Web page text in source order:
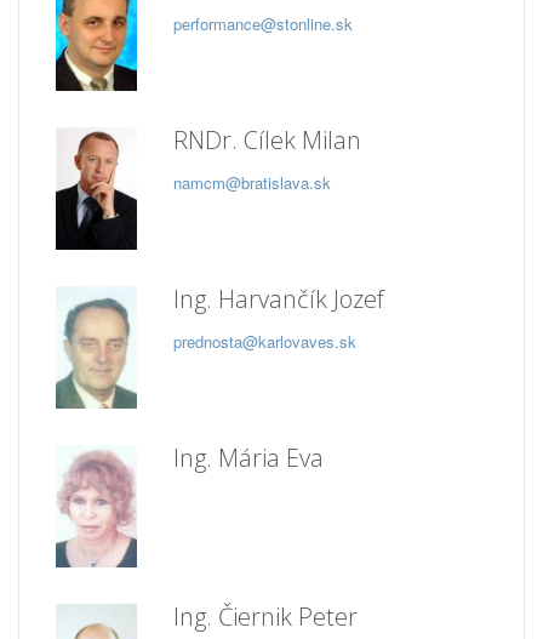
performance@stonline.sk
RNDr. Cílek Milan
namcm@bratislava.sk
Ing. Harvančík Jozef
prednosta@karlovaves.sk
Ing. Mária Eva
Ing. Čiernik Peter